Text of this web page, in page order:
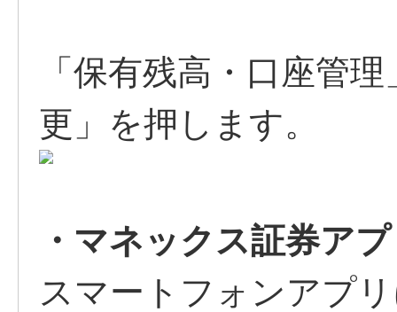
「保有残高・口座管
更」を押します。
・マネックス証券ア
スマートフォンアプ